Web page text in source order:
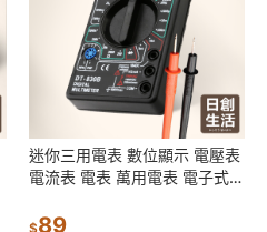
迷你三用電表 數位顯示 電壓表
電流表 電表 萬用電表 電子式
$89